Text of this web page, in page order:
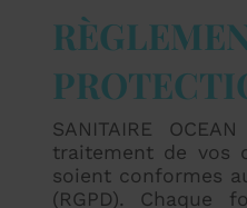
SANITAIRE
traitement de vos
soient conformes
(RGPD). Chaque